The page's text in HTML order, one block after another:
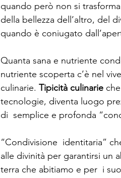
quando però non si
della bellezza dell’altro, del
quando è coniugato
Quanta sana e nutriente
nutriente scoperta c’è nel
culinarie. Tipicità culinarie
tecnologie, diventa luogo
di  semplice e profonda
“Condivisione  identitaria”
alle divinità per garantirsi un
terra che abitiamo e per  i